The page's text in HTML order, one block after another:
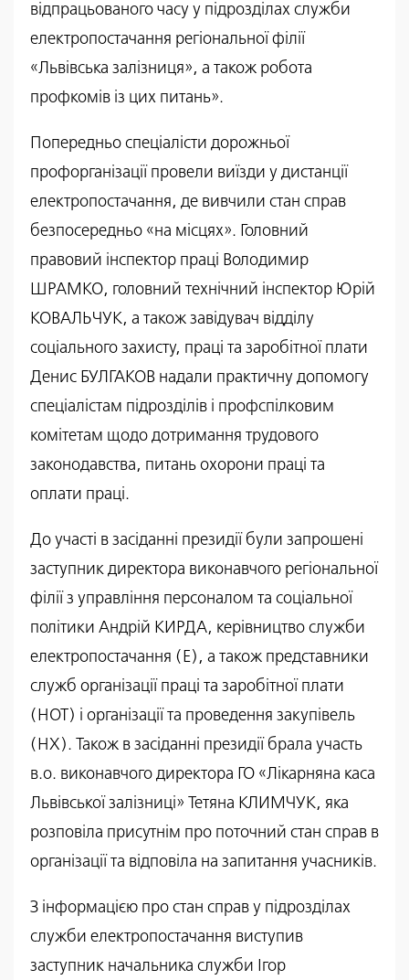
відпрацьованого часу у підрозділах служби
електропостачання регіональної філії
«Львівська залізниця», а також робота
профкомів із цих питань».
Попередньо спеціалісти дорожньої
профорганізації провели виїзди у дистанції
електропостачання, де вивчили стан справ
безпосередньо «на місцях». Головний
правовий інспектор праці Володимир
ШРАМКО, головний технічний інспектор Юрій
КОВАЛЬЧУК, а також завідувач відділу
соціального захисту, праці та заробітної плати
Денис БУЛГАКОВ надали практичну допомогу
спеціалістам підрозділів і профспілковим
комітетам щодо дотримання трудового
законодавства, питань охорони праці та
оплати праці.
До участі в засіданні президії були запрошені
заступник директора виконавчого регіональної
філії з управління персоналом та соціальної
політики Андрій КИРДА, керівництво служби
електропостачання (Е), а також представники
служб організації праці та заробітної плати
(НОТ) і організації та проведення закупівель
(НХ). Також в засіданні президії брала участь
в.о. виконавчого директора ГО «Лікарняна каса
Львівської залізниці» Тетяна КЛИМЧУК, яка
розповіла присутнім про поточний стан справ в
організації та відповіла на запитання учасників.
З інформацією про стан справ у підрозділах
служби електропостачання виступив
заступник начальника служби Ігор